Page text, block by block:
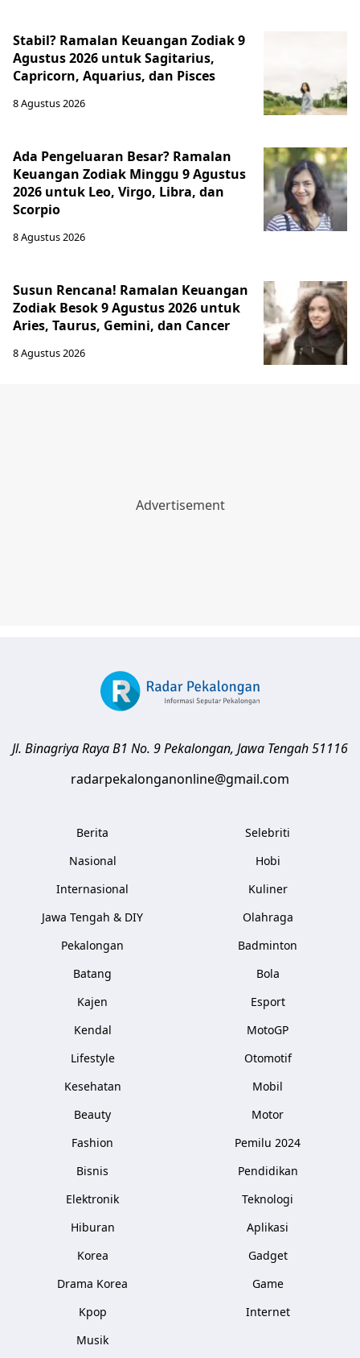
Stabil? Ramalan Keuangan Zodiak 9
Agustus 2026 untuk Sagitarius,
Capricorn, Aquarius, dan Pisces
8 Agustus 2026
Ada Pengeluaran Besar? Ramalan
Keuangan Zodiak Minggu 9 Agustus
2026 untuk Leo, Virgo, Libra, dan
Scorpio
8 Agustus 2026
Susun Rencana! Ramalan Keuangan
Zodiak Besok 9 Agustus 2026 untuk
Aries, Taurus, Gemini, dan Cancer
8 Agustus 2026
Jl. Binagriya Raya B1 No. 9Pekalongan, Jawa Tengah51116
radarpekalonganonline@gmail.com
Berita
Nasional
Internasional
Jawa Tengah & DIY
Pekalongan
Batang
Kajen
Kendal
Lifestyle
Kesehatan
Beauty
Fashion
Bisnis
Elektronik
Hiburan
Korea
Drama Korea
Kpop
Musik
Selebriti
Hobi
Kuliner
Olahraga
Badminton
Bola
Esport
MotoGP
Otomotif
Mobil
Motor
Pemilu 2024
Pendidikan
Teknologi
Aplikasi
Gadget
Game
Internet